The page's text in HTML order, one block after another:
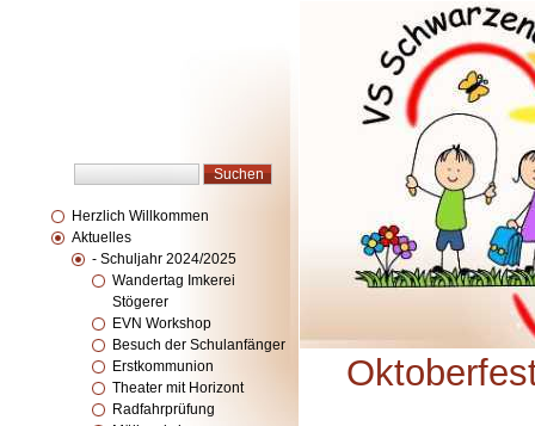
Herzlich Willkommen
Aktuelles
- Schuljahr 2024/2025
Wandertag Imkerei
Stögerer
EVN Workshop
Besuch der Schulanfänger
Erstkommunion
Theater mit Horizont
Radfahrprüfung